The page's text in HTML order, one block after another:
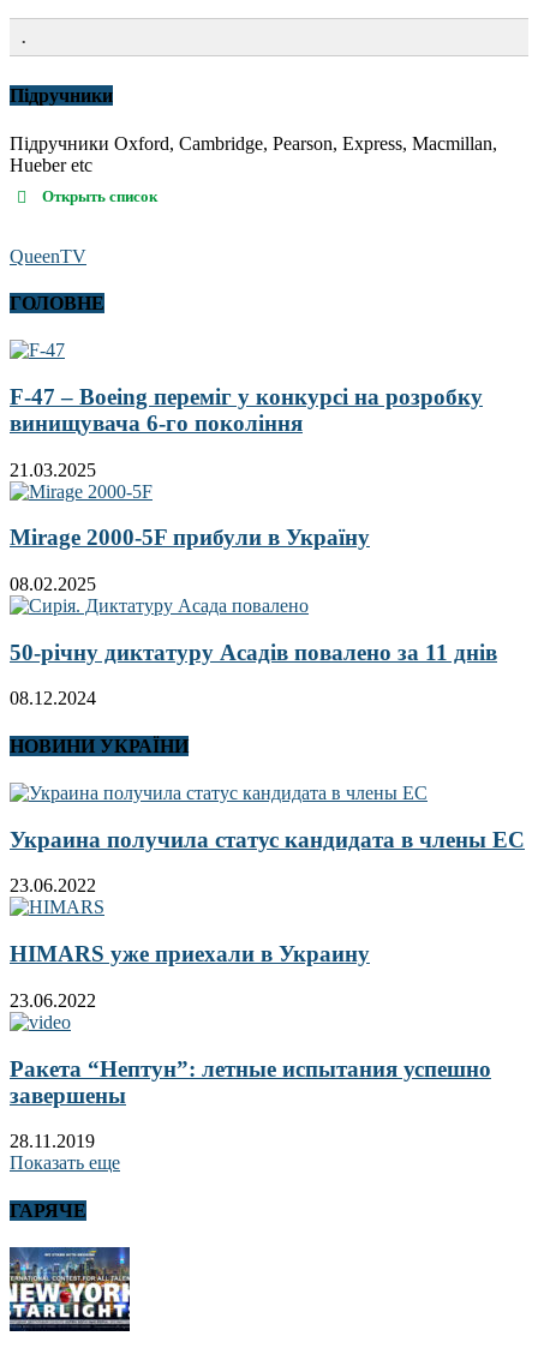
.
Підручники
Підручники Oxford, Cambridge, Pearson, Express, Macmillan,
Hueber etc
Открыть список
QueenTV
ГОЛОВНЕ
F-47 – Boeing переміг у конкурсі на розробку
винищувача 6-го покоління
21.03.2025
Mirage 2000-5F прибули в Україну
08.02.2025
50-річну диктатуру Асадів повалено за 11 днів
08.12.2024
НОВИНИ УКРАЇНИ
Украина получила статус кандидата в члены ЕС
23.06.2022
HIMARS уже приехали в Украину
23.06.2022
Ракета “Нептун”: летные испытания успешно
завершены
28.11.2019
Показать еще
ГАРЯЧЕ